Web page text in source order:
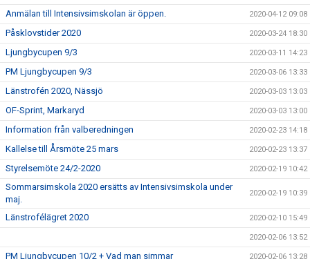
Anmälan till Intensivsimskolan är öppen. 2020-04-12 09:08
Påsklovstider 2020 2020-03-24 18:30
Ljungbycupen 9/3 2020-03-11 14:23
PM Ljungbycupen 9/3 2020-03-06 13:33
Länstrofén 2020, Nässjö 2020-03-03 13:03
OF-Sprint, Markaryd 2020-03-03 13:00
Information från valberedningen 2020-02-23 14:18
Kallelse till Årsmöte 25 mars 2020-02-23 13:37
Styrelsemöte 24/2-2020 2020-02-19 10:42
Sommarsimskola 2020 ersätts av Intensivsimskola under
maj.
2020-02-19 10:39
Länstrofélägret 2020 2020-02-10 15:49
2020-02-06 13:52
PM Ljungbycupen 10/2 + Vad man simmar 2020-02-06 13:28